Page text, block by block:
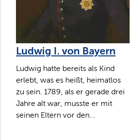
Ludwig I. von Bayern
Ludwig hatte bereits als Kind
erlebt, was es heißt, heimatlos
zu sein. 1789, als er gerade drei
Jahre alt war, musste er mit
seinen Eltern vor den...